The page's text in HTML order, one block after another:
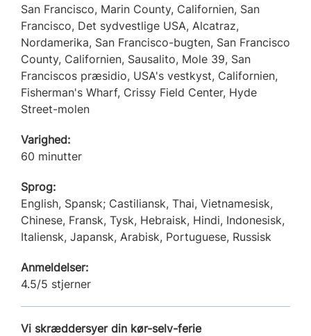
San Francisco, Marin County, Californien, San
Francisco, Det sydvestlige USA, Alcatraz,
Nordamerika, San Francisco-bugten, San Francisco
County, Californien, Sausalito, Mole 39, San
Franciscos præsidio, USA's vestkyst, Californien,
Fisherman's Wharf, Crissy Field Center, Hyde
Street-molen
Varighed:
60 minutter
Sprog:
English, Spansk; Castiliansk, Thai, Vietnamesisk,
Chinese, Fransk, Tysk, Hebraisk, Hindi, Indonesisk,
Italiensk, Japansk, Arabisk, Portuguese, Russisk
Anmeldelser:
4.5/5 stjerner
Vi skræddersyer din kør-selv-ferie